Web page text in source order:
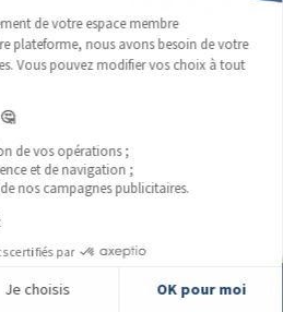
LES PRODUITS
prime : 9%
Fraternité